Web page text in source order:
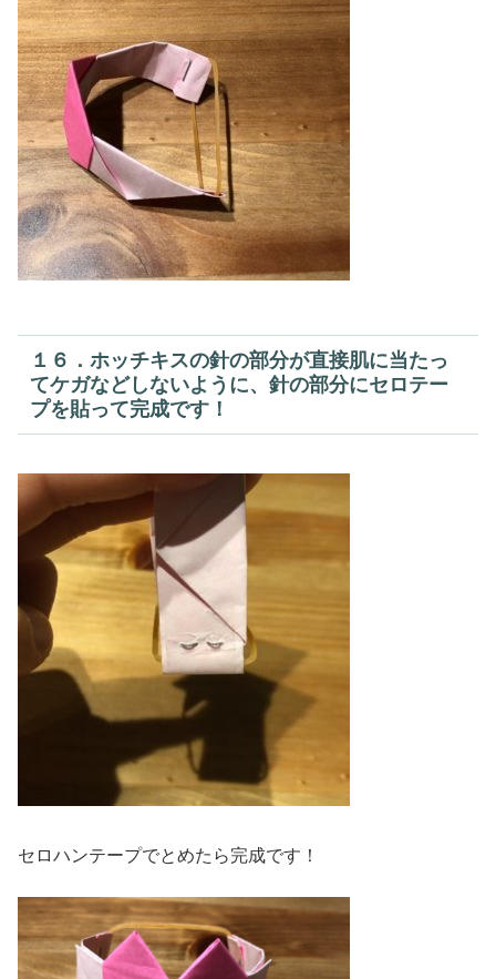
１６．ホッチキスの針の部分が直接肌に当たっ
てケガなどしないように、針の部分にセロテー
プを貼って完成です！
セロハンテープでとめたら完成です！